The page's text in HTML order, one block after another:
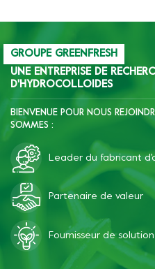
améliorer la dureté,
la saucisse, et améliorer
résistance au gel-dégel de
l'amidon.
GROUPE GREENFRESH
UNE ENTREPRISE DE
D'HYDROCOLLOIDES
BIENVENUE POUR NOUS
SOMMES :
Leader du fabricant
Partenaire de valeur
Fournisseur de solution